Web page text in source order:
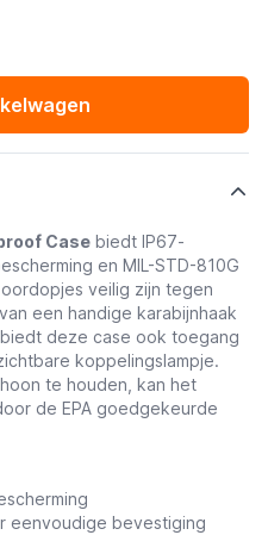
Case biedt IP67-
en MIL-STD-810G
veilig zijn tegen
een handige karabijnhaak
deze case ook toegang
koppelingslampje.
te houden, kan het
de EPA goedgekeurde
eenvoudige bevestiging